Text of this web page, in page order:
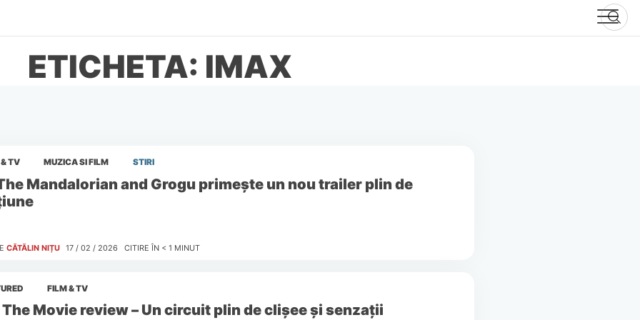
ETICHETA: IMAX
TV MUZICA SI FILM STIRI
Mandalorian and Grogu primește un nou trailer plin de
CĂTĂLIN NIȚU 17 / 02 / 2026 CITIRE ÎN < 1 MINUT
FILM & TV
The Movie review – Un circuit plin de clișee și senzații